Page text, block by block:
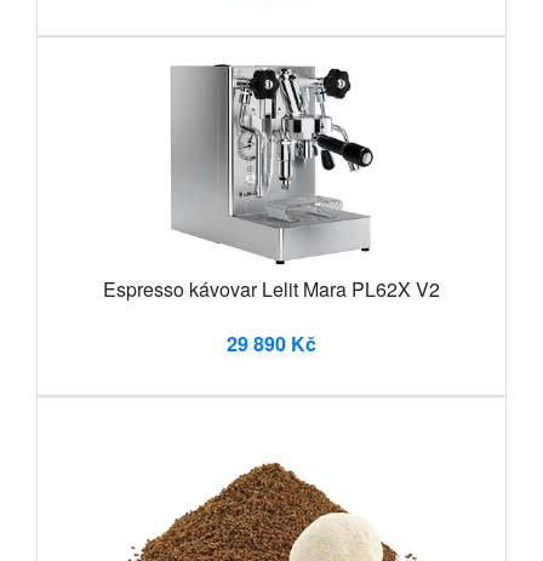
Espresso kávovar Lelit Mara PL62X V2
29 890 Kč